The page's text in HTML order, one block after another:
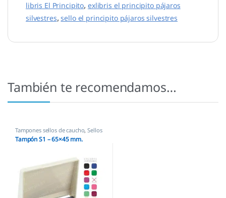
libris El Principito, exlibris el principito pájaros
silvestres,sello el principito pájaros silvestres
También te recomendamos…
Tampones sellos de caucho,Sellos
empresas
Tampón S1 – 65×45 mm.